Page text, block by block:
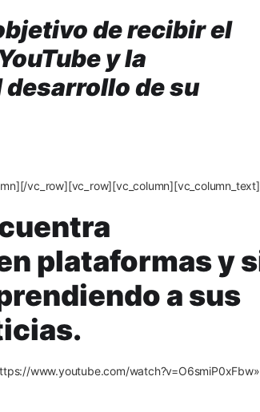
de recibir el
y la
de su
vc_row][vc_row][vc_column][vc_column_text]
plataformas y
a sus
www.youtube.com/